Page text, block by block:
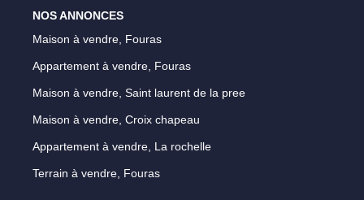
NOS ANNONCES
Maison à vendre, Fouras
Appartement à vendre, Fouras
Maison à vendre, Saint laurent de la pree
Maison à vendre, Croix chapeau
Appartement à vendre, La rochelle
Terrain à vendre, Fouras